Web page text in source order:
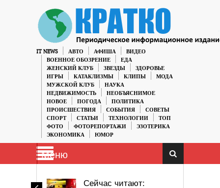
IT NEWS АВТО АФИША
ВИДЕО
ВОЕННОЕ ОБОЗРЕНИЕ
ЕДА
ЖЕНСКИЙ КЛУБ
ЗВЕЗДЫ
ЗДОРОВЬЕ
ИГРЫ
КАТАКЛИЗМЫ КЛИПЫ
МОДА
МУЖСКОЙ КЛУБ
НАУКА
НЕДВИЖИМОСТЬ
НЕОБЪЯСНИМОЕ
НОВОЕ
ПОГОДА
ПОЛИТИКА
ПРОИСШЕСТВИЯ
СОБЫТИЯ
СОВЕТЫ
СПОРТ
СТАТЬИ ТЕХНОЛОГИИ
ТОП
ФОТО
ФОТОРЕПОРТАЖИ
ЭЗОТЕРИКА
ЭКОНОМИКА
ЮМОР
Меню
Сейчас читают: